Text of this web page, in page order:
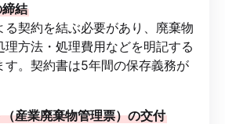
結
る契約を結ぶ必要があり、廃棄物
理方法・処理費用などを明記する
す。契約書は5年間の保存義務が
産業廃棄物管理票）の交付